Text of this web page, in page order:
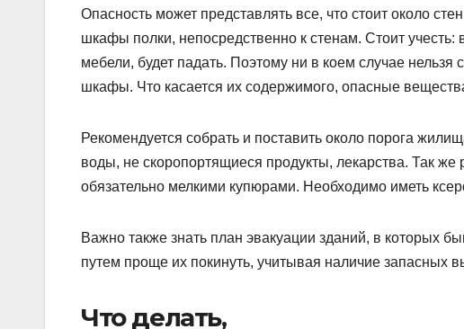
Опасность может представлять все, что стоит около
шкафы полки, непосредственно к стенам. Стоит учесть:
мебели, будет падать. Поэтому ни в коем случае
шкафы. Что касается их содержимого, опасные
Рекомендуется собрать и поставить около порога
воды, не скоропортящиеся продукты, лекарства. Так же
обязательно мелкими купюрами. Необходимо иметь
Важно также знать план эвакуации зданий, в которых
путем проще их покинуть, учитывая наличие запасных
Что делать,